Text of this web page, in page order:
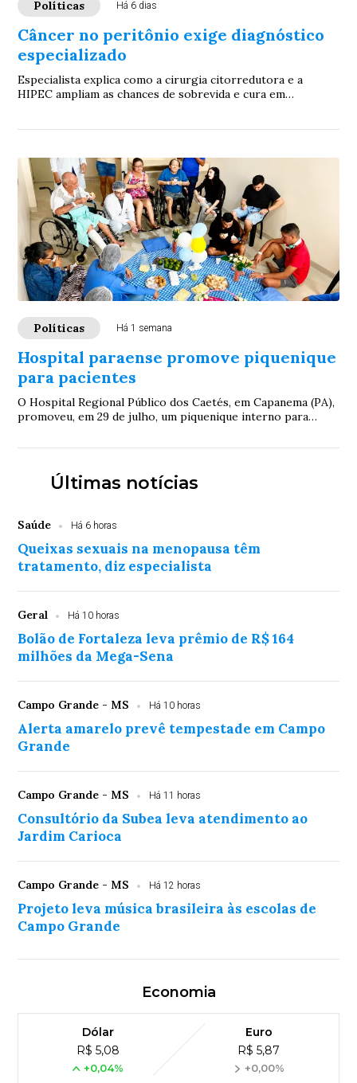
Políticas Há 6 dias
Câncer no peritônio exige diagnóstico
especializado
Especialista explica como a cirurgia citorredutora e a
HIPEC ampliam as chances de sobrevida e cura em
Políticas Há 1 semana
Hospital paraense promove piquenique
para pacientes
O Hospital Regional Público dos Caetés, em Capanema (PA),
promoveu, em 29 de julho, um piquenique interno para
Últimas notícias
Saúde Há 6 horas
Queixas sexuais na menopausa têm
tratamento, diz especialista
Geral Há 10 horas
Bolão de Fortaleza leva prêmio de R$ 164
milhões da Mega-Sena
Campo Grande - MS Há 10 horas
Alerta amarelo prevê tempestade em Campo
Grande
Campo Grande - MS Há 11 horas
Consultório da Subea leva atendimento ao
Jardim Carioca
Campo Grande - MS Há 12 horas
Projeto leva música brasileira às escolas de
Campo Grande
Economia
Dólar
R$ 5,08
+0,04%
Euro
R$ 5,87
+0,00%